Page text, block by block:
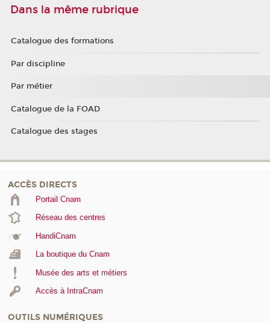
Dans la même rubrique
Catalogue des formations
Par discipline
Par métier
Catalogue de la FOAD
Catalogue des stages
ACCÈS DIRECTS
Portail Cnam
Réseau des centres
HandiCnam
La boutique du Cnam
Musée des arts et métiers
Accès à IntraCnam
OUTILS NUMÉRIQUES